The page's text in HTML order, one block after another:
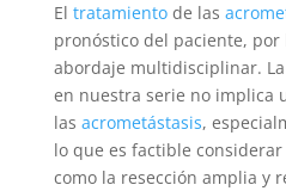
El tratamientode las
pronóstico del paciente, por
abordaje multidisciplinar.
en nuestra serie no implica
las acrometástasis,
lo que es factible
como la resección amplia y